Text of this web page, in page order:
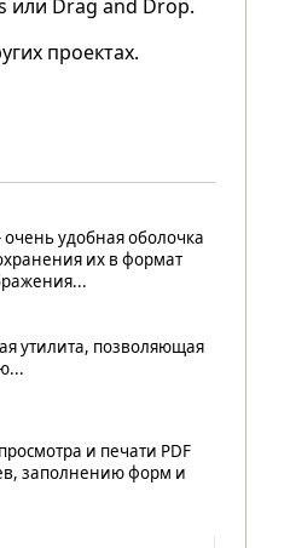
или Drag and Drop.
проектах.
очень удобная оболочка
их в формат
утилита, позволяющая
и печати PDF
заполнению форм и